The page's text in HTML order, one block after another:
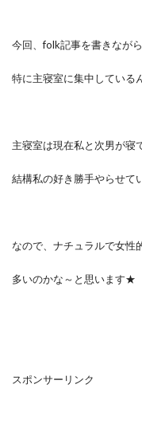
今回、folk記事を書きなが
特に主寝室に集中している
主寝室は現在私と次男が寝
結構私の好き勝手やらせて
なので、ナチュラルで女性
多いのかな～と思います★
スポンサーリンク